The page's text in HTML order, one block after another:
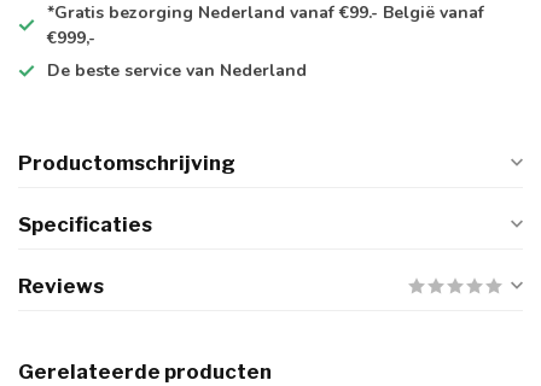
*Gratis bezorging Nederland vanaf €99.- België vanaf
€999,-
De beste service van Nederland
Productomschrijving
Specificaties
Reviews
Gerelateerde producten